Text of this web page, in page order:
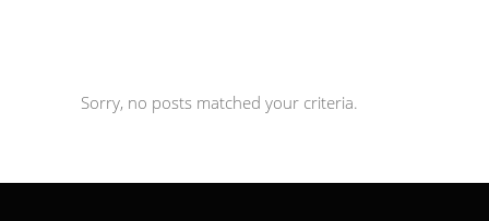
Sorry, no posts matched your criteria.